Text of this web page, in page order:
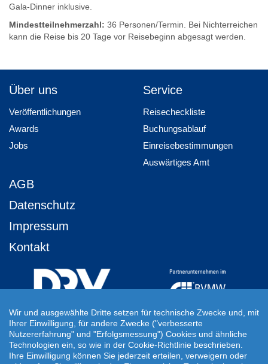
Gala-Dinner inklusive.
Mindestteilnehmerzahl: 36 Personen/Termin. Bei Nichterreichen
kann die Reise bis 20 Tage vor Reisebeginn abgesagt werden.
Über uns
Veröffentlichungen
Awards
Jobs
Service
Reisecheckliste
Buchungsablauf
Einreisebestimmungen
Auswärtiges Amt
AGB
Datenschutz
Impressum
Kontakt
Ihre Individuelle Reiseanfrage
Auf Ihre ganz persönlichen Vorstellungen abgestimmt!
Wir und ausgewählte Dritte setzen für technische Zwecke und, mit
Ihrer Einwilligung, für andere Zwecke ("verbesserte
Nutzererfahrung" und "Erfolgsmessung") Cookies und ähnliche
Technologien ein, so wie in der Cookie-Richtlinie beschrieben.
Ihre Einwilligung können Sie jederzeit erteilen, verweigern oder